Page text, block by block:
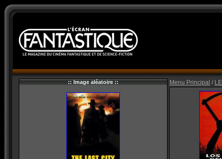
:: Image aléatoire :: Menu Principal /